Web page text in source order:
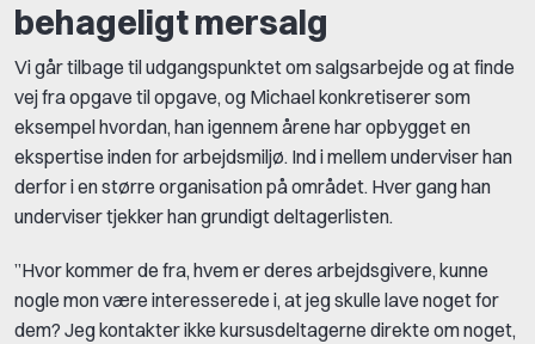
behageligt mersalg
Vi går tilbage til udgangspunktet om salgsarbejde og at finde
vej fra opgave til opgave, og Michael konkretiserer som
eksempel hvordan, han igennem årene har opbygget en
ekspertise inden for arbejdsmiljø. Ind i mellem underviser han
derfor i en større organisation på området. Hver gang han
underviser tjekker han grundigt deltagerlisten.
”Hvor kommer de fra, hvem er deres arbejdsgivere, kunne
nogle mon være interesserede i, at jeg skulle lave noget for
dem? Jeg kontakter ikke kursusdeltagerne direkte om noget,